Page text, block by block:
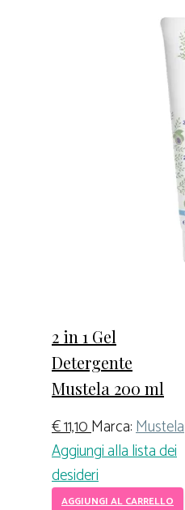
2 in 1 Gel
Detergente
Mustela 200 ml
€11,10Marca:Mustela
Aggiungi alla lista dei
desideri
AGGIUNGI AL CARRELLO